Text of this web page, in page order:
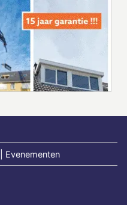
Evenementen